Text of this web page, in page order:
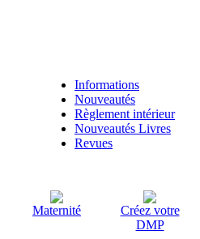
Informations
Nouveautés
Règlement intérieur
Nouveautés Livres
Revues
Maternité
Créez votre
DMP